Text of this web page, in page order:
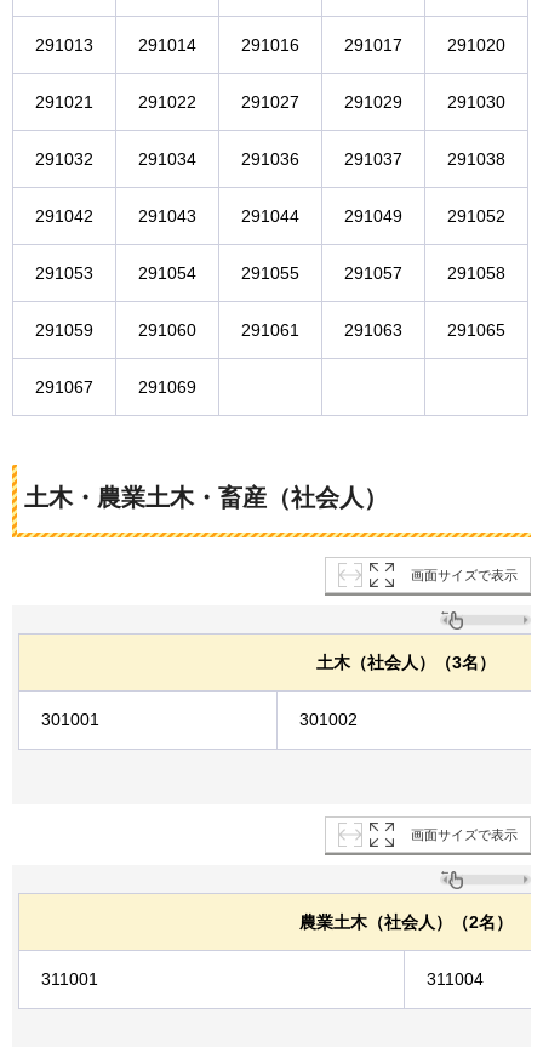
291013 291014 291016 291017 291020
291021 291022 291027 291029 291030
291032 291034 291036 291037 291038
291042 291043 291044 291049 291052
291053 291054 291055 291057 291058
291059 291060 291061 291063 291065
291067 291069
土木・農業土木・畜産（社会人）
画面サイズで表示
土木（社会人）（3名）
301001 301002
画面サイズで表示
農業土木（社会人）（2名）
311001 311004